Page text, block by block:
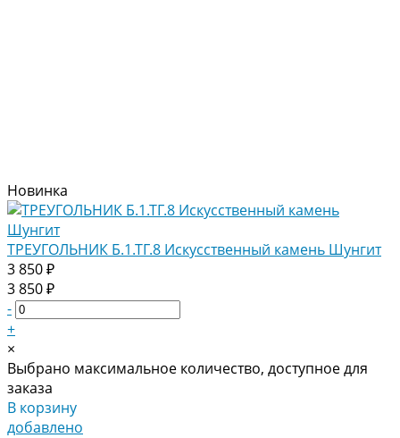
Новинка
ТРЕУГОЛЬНИК Б.1.ТГ.8 Искусственный камень Шунгит
3 850 ₽
3 850 ₽
-
+
×
Выбрано максимальное количество, доступное для
заказа
В корзину
добавлено